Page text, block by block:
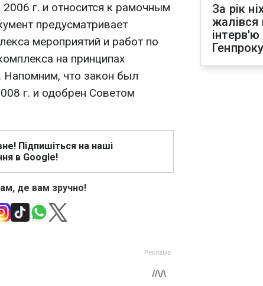
г. и относится к рамочным
предусматривает
мероприятий и работ по
на принципах
Напомним, что закон был
г. и одобрен Советом
Підпишіться на наші
в Google!
де вам зручно!
За рік
жалівся